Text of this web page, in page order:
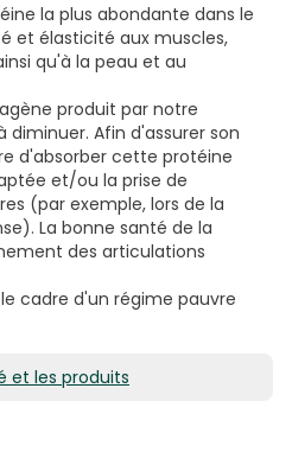
sodium ; acide
; vitamine E ; levure de
la plus abondante dans le
et élasticité aux muscles,
qu'à la peau et au
produit par notre
Afin d'assurer son
d'absorber cette protéine
et/ou la prise de
(par exemple, lors de la
La bonne santé de la
des articulations
cadre d'un régime pauvre
et les produits